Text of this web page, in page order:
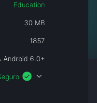
Education
30 MB
1857
Android 6.0+
check_circle expand_more